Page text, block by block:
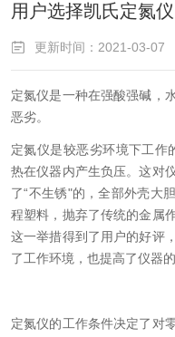
用户选择凯氏定氮
更新时间：2021-03-07
定氮仪是一种在强酸强碱，
恶劣。
定氮仪是较恶劣环境下工作
热在仪器内产生负压。这对
了“不生锈"的，全部外壳大
程塑料，抛弃了传统的金属
这一举措得到了用户的好评
了工作环境，也提高了仪器的
定氮仪的工作条件决定了对